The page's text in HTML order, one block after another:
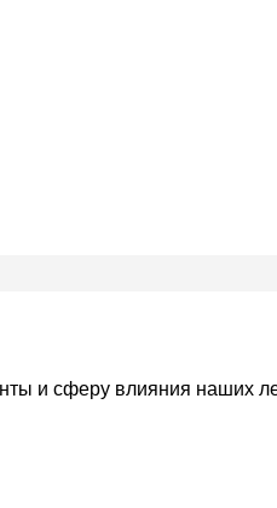
и сферу влияния наших